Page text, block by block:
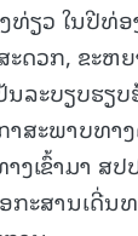
ວ ໃນປີທ່ອ
ດວກ, ຂະຫ
ລະບຽບຮຽ
ສະພາບທາ
ງເຂົ້າມາ
ອກະສານເ